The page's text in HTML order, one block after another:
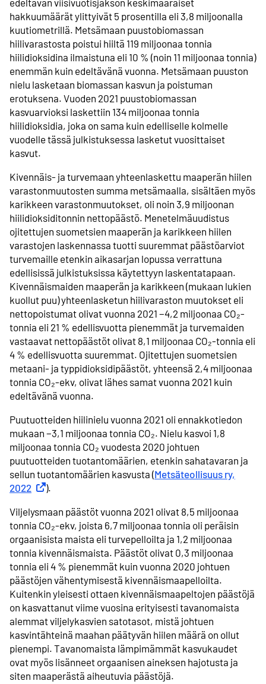
hakkuumäärät ylittyivät 5 prosentilla eli 3,8 miljoonalla
kuutiometrillä. Metsämaan puustobiomassan
hiilivarastosta poistui hiiltä 119 miljoonaa tonnia
hiilidioksidina ilmaistuna eli 10 % (noin 11 miljoonaa tonnia)
enemmän kuin edeltävänä vuonna. Metsämaan puuston
nielu lasketaan biomassan kasvun ja poistuman
erotuksena. Vuoden 2021 puustobiomassan
kasvuarvioksi laskettiin 134 miljoonaa tonnia
hiilidioksidia, joka on sama kuin edelliselle kolmelle
vuodelle tässä julkistuksessa lasketut vuosittaiset
kasvut.
Kivennäis- ja turvemaan yhteenlaskettu maaperän hiilen
varastonmuutosten summa metsämaalla, sisältäen myös
karikkeen varastonmuutokset, oli noin 3,9 miljoonan
hiilidioksiditonnin nettopäästö. Menetelmäuudistus
ojitettujen suometsien maaperän ja karikkeen hiilen
varastojen laskennassa tuotti suuremmat päästöarviot
turvemaille etenkin aikasarjan lopussa verrattuna
edellisissä julkistuksissa käytettyyn laskentatapaan.
Kivennäismaiden maaperän ja karikkeen (mukaan lukien
kuollut puu) yhteenlasketun hiilivaraston muutokset eli
nettopoistumat olivat vuonna 2021 −4,2 miljoonaa CO₂-
tonnia eli 21 % edellisvuotta pienemmät ja turvemaiden
vastaavat nettopäästöt olivat 8,1 miljoonaa CO₂-tonnia eli
4 % edellisvuotta suuremmat. Ojitettujen suometsien
metaani- ja typpidioksidipäästöt, yhteensä 2,4 miljoonaa
tonnia CO₂-ekv, olivat lähes samat vuonna 2021 kuin
edeltävänä vuonna.
Puutuotteiden hiilinielu vuonna 2021 oli ennakkotiedon
mukaan −3,1 miljoonaa tonnia CO₂. Nielu kasvoi 1,8
miljoonaa tonnia CO₂ vuodesta 2020 johtuen
puutuotteiden tuotantomäärien, etenkin sahatavaran ja
sellun tuotantomäärien kasvusta (Metsäteollisuus ry,
2022 Ulkoinen linkki
).
Viljelysmaan päästöt vuonna 2021 olivat 8,5 miljoonaa
tonnia CO₂-ekv, joista 6,7 miljoonaa tonnia oli peräisin
orgaanisista maista eli turvepelloilta ja 1,2 miljoonaa
tonnia kivennäismaista. Päästöt olivat 0,3 miljoonaa
tonnia eli 4 % pienemmät kuin vuonna 2020 johtuen
päästöjen vähentymisestä kivennäismaapelloilta.
Kuitenkin yleisesti ottaen kivennäismaapeltojen päästöjä
on kasvattanut viime vuosina erityisesti tavanomaista
alemmat viljelykasvien satotasot, mistä johtuen
kasvintähteinä maahan päätyvän hiilen määrä on ollut
pienempi. Tavanomaista lämpimämmät kasvukaudet
ovat myös lisänneet orgaanisen aineksen hajotusta ja
siten maaperästä aiheutuvia päästöjä.